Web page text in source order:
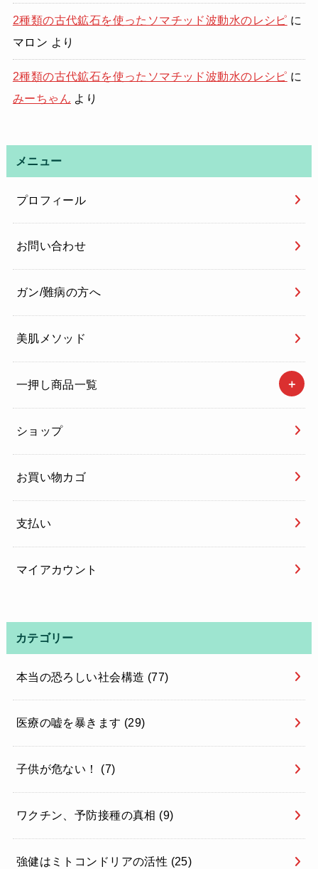
2種類の古代鉱石を使ったソマチッド波動水のレシピ に
マロン より
2種類の古代鉱石を使ったソマチッド波動水のレシピ に
みーちゃん より
メニュー
プロフィール
お問い合わせ
ガン/難病の方へ
美肌メソッド
一押し商品一覧
ショップ
お買い物カゴ
支払い
マイアカウント
カテゴリー
本当の恐ろしい社会構造 (77)
医療の嘘を暴きます (29)
子供が危ない！ (7)
ワクチン、予防接種の真相 (9)
強健はミトコンドリアの活性 (25)